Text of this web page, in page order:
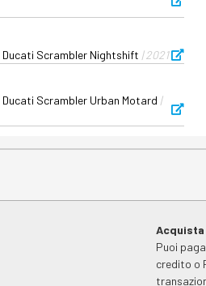
Ducati Scrambler Nightshift | 2021
Ducati Scrambler Urban Motard |
Puoi
credito o